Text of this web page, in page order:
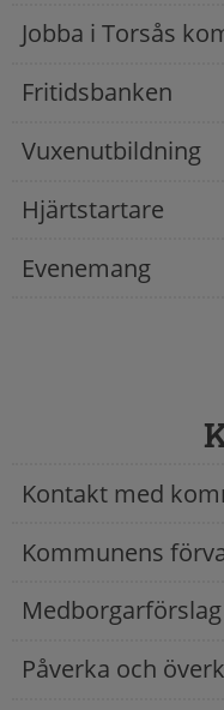
Jobba i Torsås
Fritidsbanken
Vuxenutbildning
Hjärtstartare
Evenemang
Kontakt med
Kommunens
Påverka och